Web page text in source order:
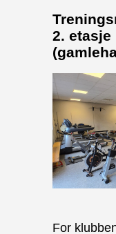
2. etasje
For